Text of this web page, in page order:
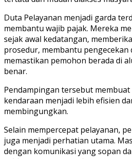
Duta Pelayanan menjadi garda
membantu wajib pajak. Mereka
sejak awal kedatangan,
prosedur, membantu pengecekan
memastikan pemohon berada di
benar.
Pendampingan tersebut
kendaraan menjadi lebih efisien
membingungkan.
Selain mempercepat pelayanan,
juga menjadi perhatian utama.
dengan komunikasi yang sopan